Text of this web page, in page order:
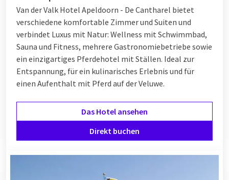
Van der Valk Hotel Apeldoorn - De Cantharel bietet
verschiedene komfortable Zimmer und Suiten und
verbindet Luxus mit Natur: Wellness mit Schwimmbad,
Sauna und Fitness, mehrere Gastronomiebetriebe sowie
ein einzigartiges Pferdehotel mit Ställen. Ideal zur
Entspannung, für ein kulinarisches Erlebnis und für
einen Aufenthalt mit Pferd auf der Veluwe.
Das Hotel ansehen
Direkt buchen